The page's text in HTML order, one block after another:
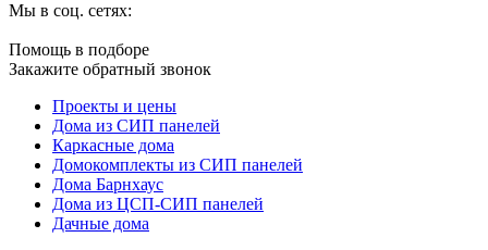
Мы в соц. сетях:
Помощь в подборе
Закажите обратный звонок
Проекты и цены
Дома из СИП панелей
Каркасные дома
Домокомплекты из СИП панелей
Дома Барнхаус
Дома из ЦСП-СИП панелей
Дачные дома